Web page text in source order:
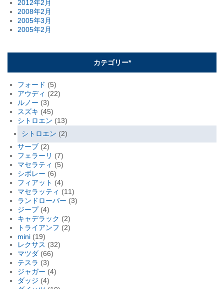
2012年2月
2008年2月
2005年3月
2005年2月
カテゴリー*
フォード (5)
アウディ (22)
ルノー (3)
スズキ (45)
シトロエン (13)
シトロエン (2)
サーブ (2)
フェラーリ (7)
マセラティ (5)
シボレー (6)
フィアット (4)
マセラッティ (11)
ランドローバー (3)
ジープ(4)
キャデラック (2)
トライアンフ (2)
mini (19)
レクサス (32)
マツダ (66)
テスラ (3)
ジャガー (4)
ダッジ (4)